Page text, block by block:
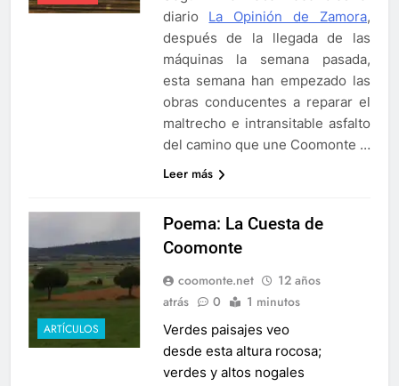
diario La Opinión de Zamora,
después de la llegada de las
máquinas la semana pasada,
esta semana han empezado las
obras conducentes a reparar el
maltrecho e intransitable asfalto
del camino que une Coomonte …
Leer más
ARTÍCULOS
Poema: La Cuesta de
Coomonte
coomonte.net
12 años
atrás
0 1 minutos
Verdes paisajes veo
desde esta altura rocosa;
verdes y altos nogales